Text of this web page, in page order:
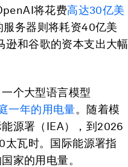
将花费高达30亿美
务器则将耗资40亿美
和谷歌的资本支出大幅
个大型语言模型
一年的用电量。随着模
源署（IEA），到2026
太瓦时。国际能源署指
家的用电量。